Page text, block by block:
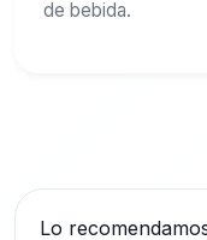
de bebida.
Lo